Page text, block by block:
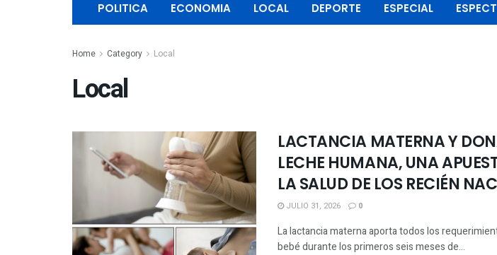
POLITICA ECONOMIA LOCAL DEPORTE ESPECIAL
Home Category Local
Local
LACTANCIA MATERNA Y
LECHE HUMANA, UNA
LA SALUD DE LOS RECIÉN
JULIO 31, 2026 0
La lactancia materna aporta todos los
bebé durante los primeros seis meses de...